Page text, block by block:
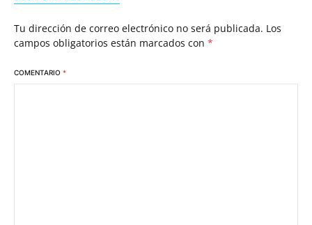
Tu dirección de correo electrónico no será publicada. Los
campos obligatorios están marcados con *
COMENTARIO *